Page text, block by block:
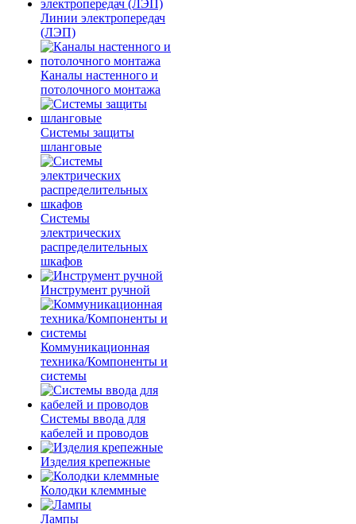
Линии электропередач
(ЛЭП)
Каналы настенного и
потолочного монтажа
Системы защиты
шланговые
Системы
электрических
распределительных
шкафов
Инструмент ручной
Коммуникационная
техника/Компоненты и
системы
Системы ввода для
кабелей и проводов
Изделия крепежные
Колодки клеммные
Лампы